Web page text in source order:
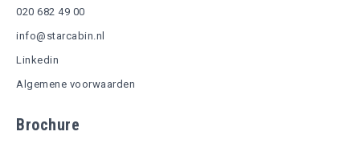
020 682 49 00
info@starcabin.nl
Linkedin
Algemene voorwaarden
Brochure